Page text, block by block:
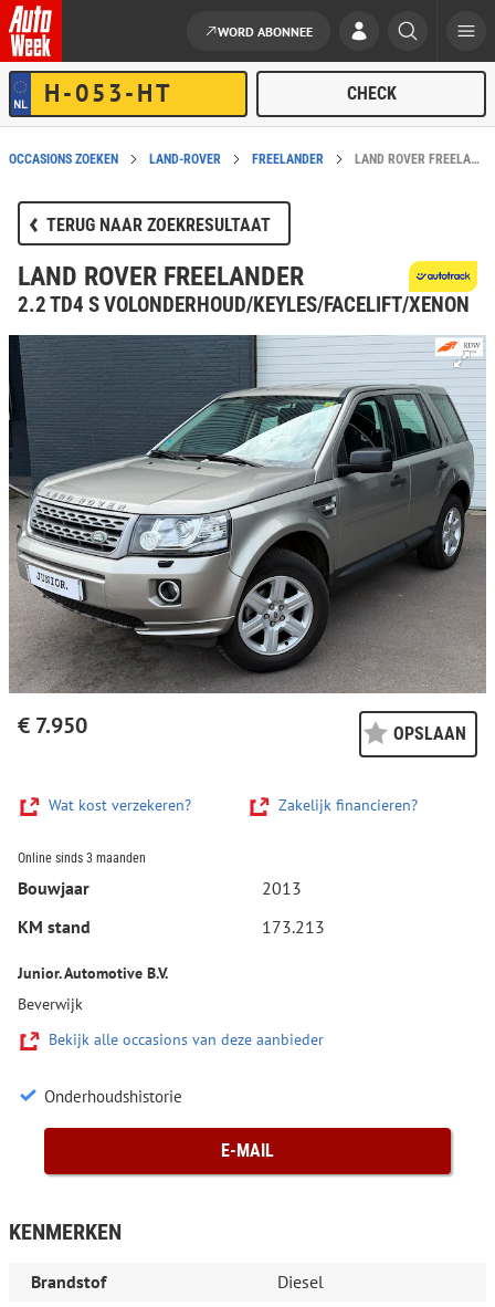
Ga naar de inhoud
WORD ABONNEE
OCCASIONS ZOEKEN LAND-ROVER FREELANDER LAND ROVER FREELANDER DIESEL HANDMATIG IN BEVERWIJK KOPEN?
TERUG NAAR ZOEKRESULTAAT
LAND ROVER FREELANDER
2.2 TD4 S VOLONDERHOUD/KEYLES/FACELIFT/XENON
€ 7.950 OPSLAAN
Wat kost verzekeren? Zakelijk financieren?
Online sinds 3 maanden
Bouwjaar
2013
KM stand
173.213
Junior. Automotive B.V.
Beverwijk
Bekijk alle occasions van deze aanbieder
Onderhoudshistorie
E-MAIL
KENMERKEN
Brandstof
Diesel